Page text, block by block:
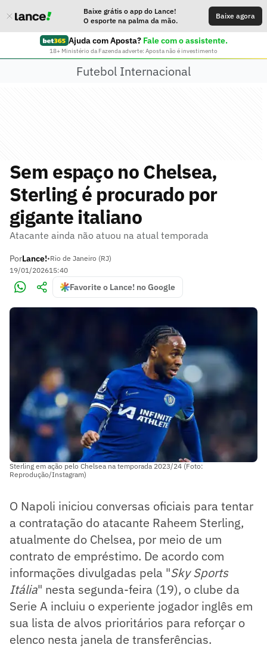
Baixe grátis o app do Lance!
O esporte na palma da mão.
Baixe agora
Ajuda com Aposta? Fale com o assistente.
18+ Ministério da Fazenda adverte: Aposta não é investimento
Futebol Internacional
Sem espaço no Chelsea,
Sterling é procurado por
gigante italiano
Atacante ainda não atuou na atual temporada
PorLance!•Rio de Janeiro (RJ)
19/01/202615:40
Favorite o Lance! no Google
Sterling em ação pelo Chelsea na temporada 2023/24 (Foto:
Reprodução/Instagram)
O Napoli iniciou conversas oficiais para tentar
a contratação do atacante Raheem Sterling,
atualmente do Chelsea, por meio de um
contrato de empréstimo. De acordo com
informações divulgadas pela "Sky Sports
Itália" nesta segunda-feira (19), o clube da
Serie A incluiu o experiente jogador inglês em
sua lista de alvos prioritários para reforçar o
elenco nesta janela de transferências.